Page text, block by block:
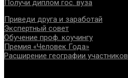
Получи диплом гос. вуза
Приведи друга и заработай
Экспертный совет
Обучение проф. коучингу
Премия «Человек Года»
Расширение географии участников